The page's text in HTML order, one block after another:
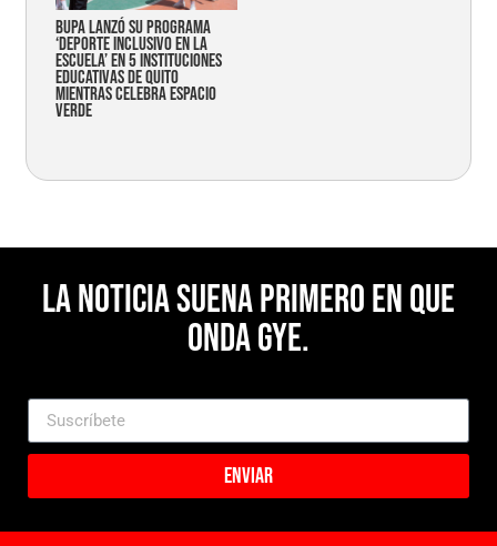
Bupa lanzó su programa
‘Deporte Inclusivo en la
Escuela’ en 5 instituciones
educativas de Quito
mientras celebra espacio
verde
La noticia suena primero en Que
Onda Gye.
Enviar